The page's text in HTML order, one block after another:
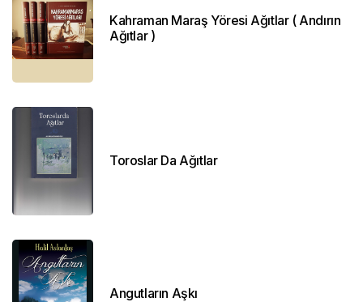
Kahraman Maraş Yöresi Ağıtlar ( Andırın
Ağıtlar )
Toroslar Da Ağıtlar
Angutların Aşkı